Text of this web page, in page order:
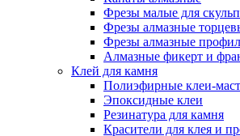
Фрезы малые для
Фрезы алмазные
Фрезы алмазные
Алмазные фикерт и
Клей для камня
Полиэфирные клеи-
Эпоксидные клеи
Резинатура для камня
Красители для клея и